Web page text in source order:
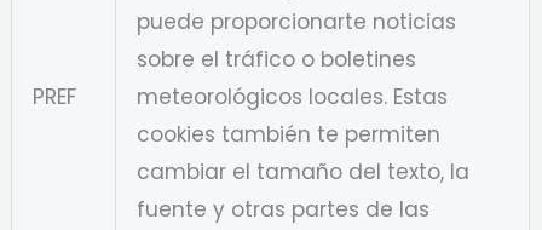
PREF
puede proporcionarte noticias
sobre el tráfico o boletines
meteorológicos locales. Estas
cookies también te permiten
cambiar el tamaño del texto, la
fuente y otras partes de las